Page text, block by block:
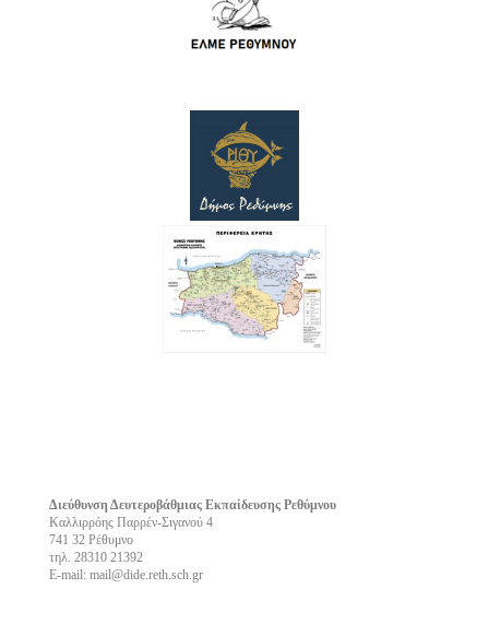
Διεύθυνση Δευτεροβάθμιας Εκπαίδευσης Ρεθύμνου
Καλλιρρόης Παρρέν-Σιγανού 4
741 32 Ρέθυμνο
τηλ. 28310 21392
E-mail: mail@dide.reth.sch.gr